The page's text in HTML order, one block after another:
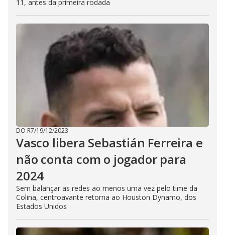
11, antes da primeira rodada
DO R7/19/12/2023
Vasco libera Sebastián Ferreira e
não conta com o jogador para
2024
Sem balançar as redes ao menos uma vez pelo time da
Colina, centroavante retorna ao Houston Dynamo, dos
Estados Unidos